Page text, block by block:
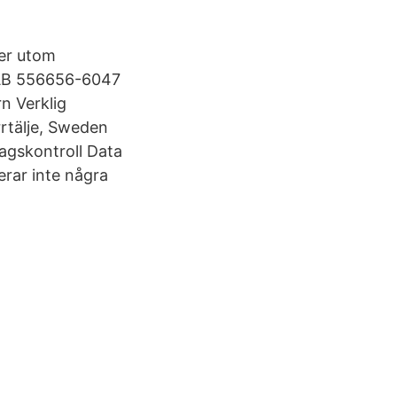
utom
556656-6047
Verklig
Sweden
Data
inte några